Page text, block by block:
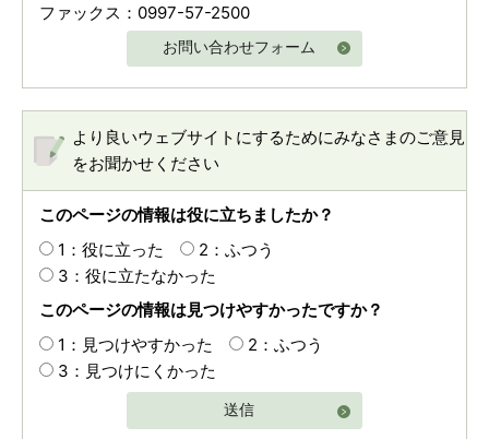
ファックス：0997-57-2500
お問い合わせフォーム
より良いウェブサイトにするためにみなさまのご意見
をお聞かせください
このページの情報は役に立ちましたか？
1：役に立った
2：ふつう
3：役に立たなかった
このページの情報は見つけやすかったですか？
1：見つけやすかった
2：ふつう
3：見つけにくかった
送信